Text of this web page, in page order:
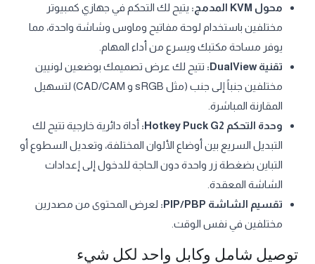
محول KVM المدمج:
يتيح لك التحكم في جهازي كمبيوتر
مختلفين باستخدام لوحة مفاتيح وماوس وشاشة واحدة، مما
يوفر مساحة مكتبك ويسرع من أداء المهام.
تقنية DualView:
تتيح لك عرض تصميمك بوضعين لونيين
مختلفين جنباً إلى جنب (مثل sRGB و CAD/CAM) لتسهيل
المقارنة المباشرة.
وحدة التحكم Hotkey Puck G2:
أداة دائرية خارجية تتيح لك
التبديل السريع بين أوضاع الألوان المختلفة، وتعديل السطوع أو
التباين بضغطة زر واحدة دون الحاجة للدخول إلى إعدادات
الشاشة المعقدة.
تقسيم الشاشة PIP/PBP:
لعرض المحتوى من مصدرين
مختلفين في نفس الوقت.
توصيل شامل وكابل واحد لكل شيء